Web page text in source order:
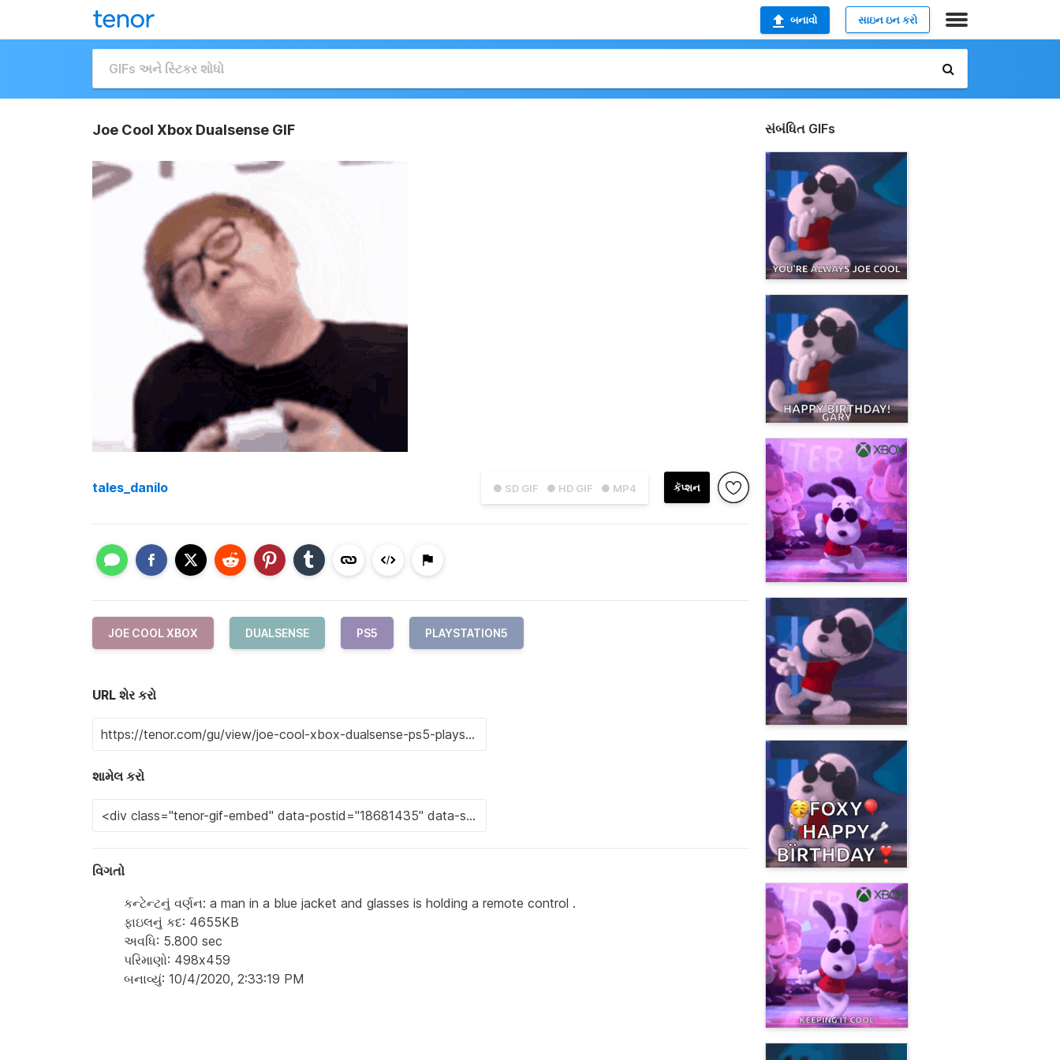
બનાવો સાઇન ઇન કરો
Joe Cool Xbox Dualsense GIF
● SD GIF ● HD GIF ● MP4 કૅપ્શન
tales_danilo
JOE COOL XBOX DUALSENSE PS5 PLAYSTATION5
URL શેર કરો
શામેલ કરો
વિગતો
કન્ટેન્ટનું વર્ણન: a man in a blue jacket and glasses is holding a remote control .
ફાઇલનું કદ: 4655KB
અવધિ: 5.800 sec
પરિમાણો: 498x459
બનાવ્યું: 10/4/2020, 2:33:19 PM
સંબંધિત GIFs